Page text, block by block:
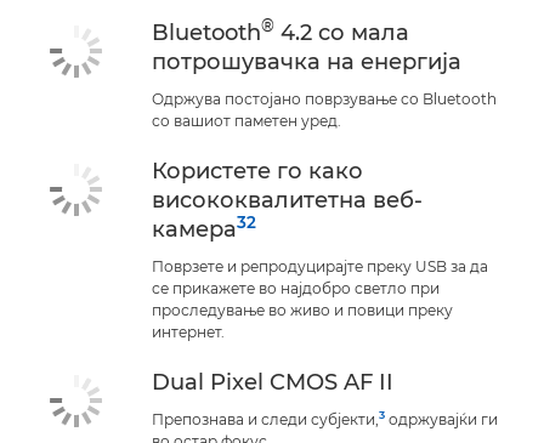
Bluetooth® 4.2 со мала
потрошувачка на енергија
Одржува постојано поврзување со Bluetooth
со вашиот паметен уред.
Користете го како
висококвалитетна веб-
камера32
Поврзете и репродуцирајте преку USB за да
се прикажете во најдобро светло при
проследување во живо и повици преку
интернет.
Dual Pixel CMOS AF II
Препознава и следи субјекти, 3 одржувајќи ги